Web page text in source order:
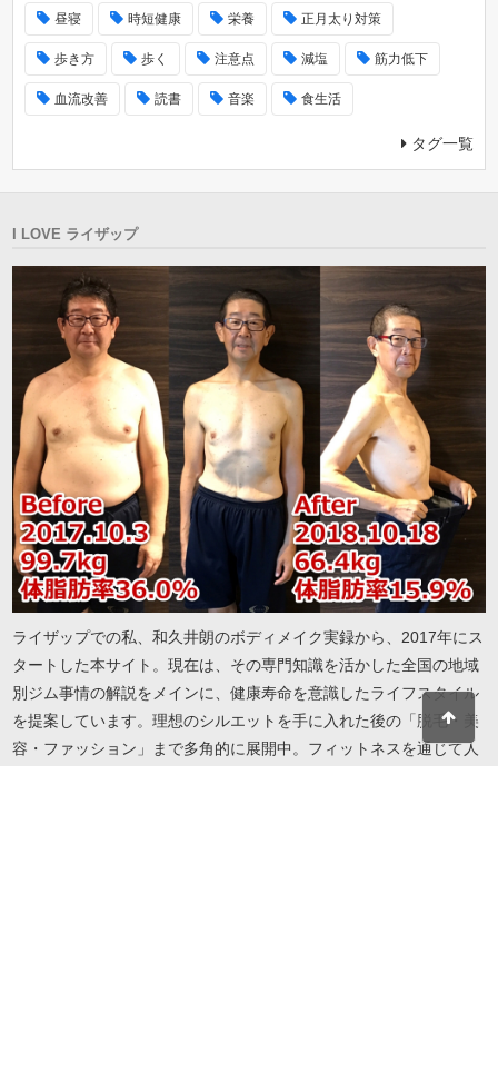
昼寝 時短健康 栄養 正月太り対策
歩き方 歩く 注意点 減塩 筋力低下
血流改善 読書 音楽 食生活
タグ一覧
I LOVE ライザップ
ライザップでの私、和久井朗のボディメイク実録から、2017年にス
タートした本サイト。現在は、その専門知識を活かした全国の地域
別ジム事情の解説をメインに、健康寿命を意識したライフスタイル
を提案しています。理想のシルエットを手に入れた後の「脱毛・美
容・ファッション」まで多角的に展開中。フィットネスを通じて人